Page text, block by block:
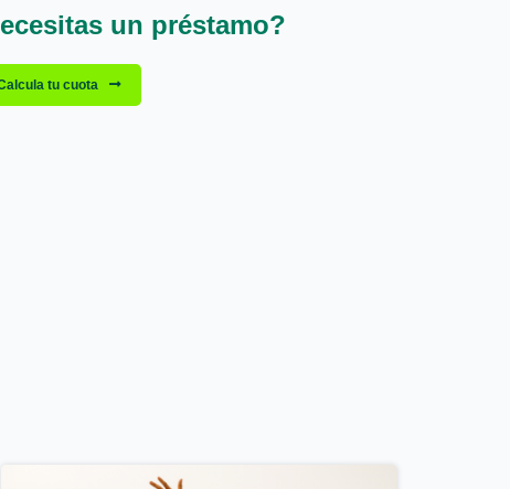
un préstamo?
tu cuota